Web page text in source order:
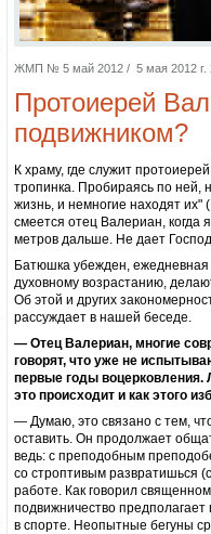
ЖМП № 5 май 2012 / 5 мая 2012 г.
Протоиерей
подвижником?
К храму, где служит
тропинка. Пробираясь по ней,
жизнь, и немногие находят
смеется отец Валериан, когда
метров дальше. Не дает
Батюшка убежден, ежедневная
духовному возрастанию,
Об этой и других
рассуждает в нашей
— Отец Валериан, многие
говорят, что уже не
первые годы воцерковления.
это происходит и как этого
— Думаю, это связано с тем,
оставить. Он продолжает
ведь: с преподобным
со строптивым развратишься
работе. Как говорил
подвижничество
в спорте. Неопытные бегуны